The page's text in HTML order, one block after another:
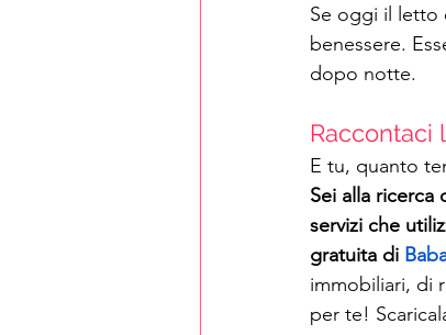
Se oggi il letto
benessere.
dopo notte.
Raccontaci
E tu, quanto
Sei alla
servizi che
gratuita di
immobiliari, di
per te!